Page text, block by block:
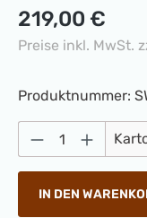
Regulärer Preis:
219,00 €
Preise inkl. MwSt.
Produktnummer:
Produkt
IN DEN